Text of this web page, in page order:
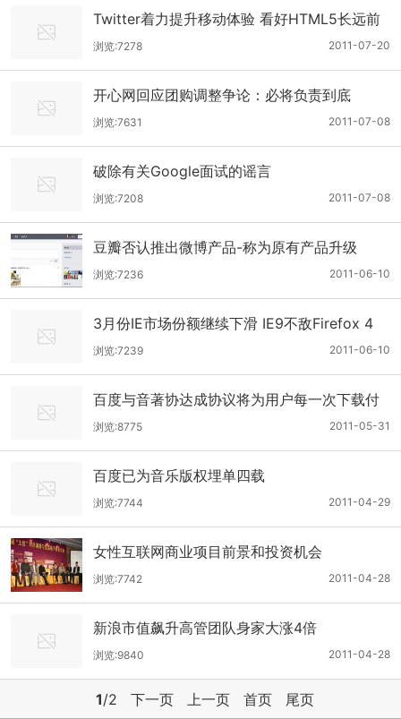
Twitter着力提升移动体验 看好HTML5长远前
景
2011-07-20
浏览:7278
开心网回应团购调整争论：必将负责到底
2011-07-08
浏览:7631
破除有关Google面试的谣言
2011-07-08
浏览:7208
豆瓣否认推出微博产品-称为原有产品升级
2011-06-10
浏览:7236
3月份IE市场份额继续下滑 IE9不敌Firefox 4
2011-06-10
浏览:7239
百度与音著协达成协议将为用户每一次下载付
费
2011-05-31
浏览:8775
百度已为音乐版权埋单四载
2011-04-29
浏览:7744
女性互联网商业项目前景和投资机会
2011-04-28
浏览:7742
新浪市值飙升高管团队身家大涨4倍
2011-04-28
浏览:9840
1/2 下一页 上一页 首页 尾页